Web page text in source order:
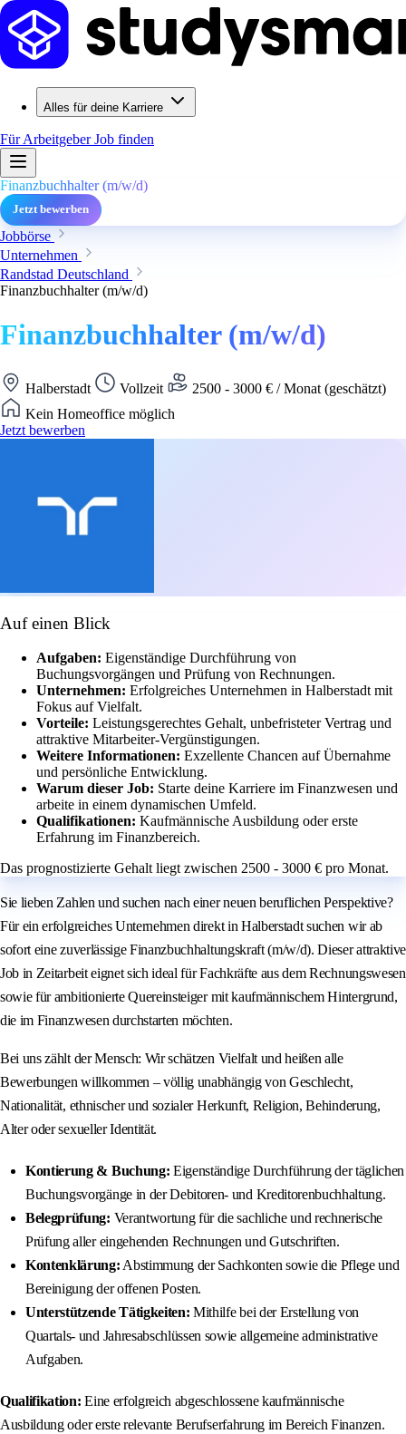
Alles für deine Karriere
Für ArbeitgeberJob finden
Finanzbuchhalter (m/w/d)
Jetzt bewerben
Jobbörse
Unternehmen
Randstad Deutschland
Finanzbuchhalter (m/w/d)
Finanzbuchhalter (m/w/d)
Halberstadt Vollzeit
2500 - 3000 € / Monat (geschätzt)
Kein Homeoffice möglich
Jetzt bewerben
Auf einen Blick
Aufgaben: Eigenständige Durchführung von
Buchungsvorgängen und Prüfung von Rechnungen.
Unternehmen: Erfolgreiches Unternehmen in Halberstadt mit
Fokus auf Vielfalt.
Vorteile: Leistungsgerechtes Gehalt, unbefristeter Vertrag und
attraktive Mitarbeiter-Vergünstigungen.
Weitere Informationen: Exzellente Chancen auf Übernahme
und persönliche Entwicklung.
Warum dieser Job: Starte deine Karriere im Finanzwesen und
arbeite in einem dynamischen Umfeld.
Qualifikationen: Kaufmännische Ausbildung oder erste
Erfahrung im Finanzbereich.
Das prognostizierte Gehalt liegt zwischen 2500 - 3000 € pro Monat.
Sie lieben Zahlen und suchen nach einer neuen beruflichen Perspektive?
Für ein erfolgreiches Unternehmen direkt in Halberstadt suchen wir ab
sofort eine zuverlässige Finanzbuchhaltungskraft (m/w/d). Dieser attraktive
Job in Zeitarbeit eignet sich ideal für Fachkräfte aus dem Rechnungswesen
sowie für ambitionierte Quereinsteiger mit kaufmännischem Hintergrund,
die im Finanzwesen durchstarten möchten.
Bei uns zählt der Mensch: Wir schätzen Vielfalt und heißen alle
Bewerbungen willkommen – völlig unabhängig von Geschlecht,
Nationalität, ethnischer und sozialer Herkunft, Religion, Behinderung,
Alter oder sexueller Identität.
Kontierung & Buchung: Eigenständige Durchführung der täglichen
Buchungsvorgänge in der Debitoren- und Kreditorenbuchhaltung.
Belegprüfung: Verantwortung für die sachliche und rechnerische
Prüfung aller eingehenden Rechnungen und Gutschriften.
Kontenklärung: Abstimmung der Sachkonten sowie die Pflege und
Bereinigung der offenen Posten.
Unterstützende Tätigkeiten: Mithilfe bei der Erstellung von
Quartals- und Jahresabschlüssen sowie allgemeine administrative
Aufgaben.
Qualifikation: Eine erfolgreich abgeschlossene kaufmännische
Ausbildung oder erste relevante Berufserfahrung im Bereich Finanzen.